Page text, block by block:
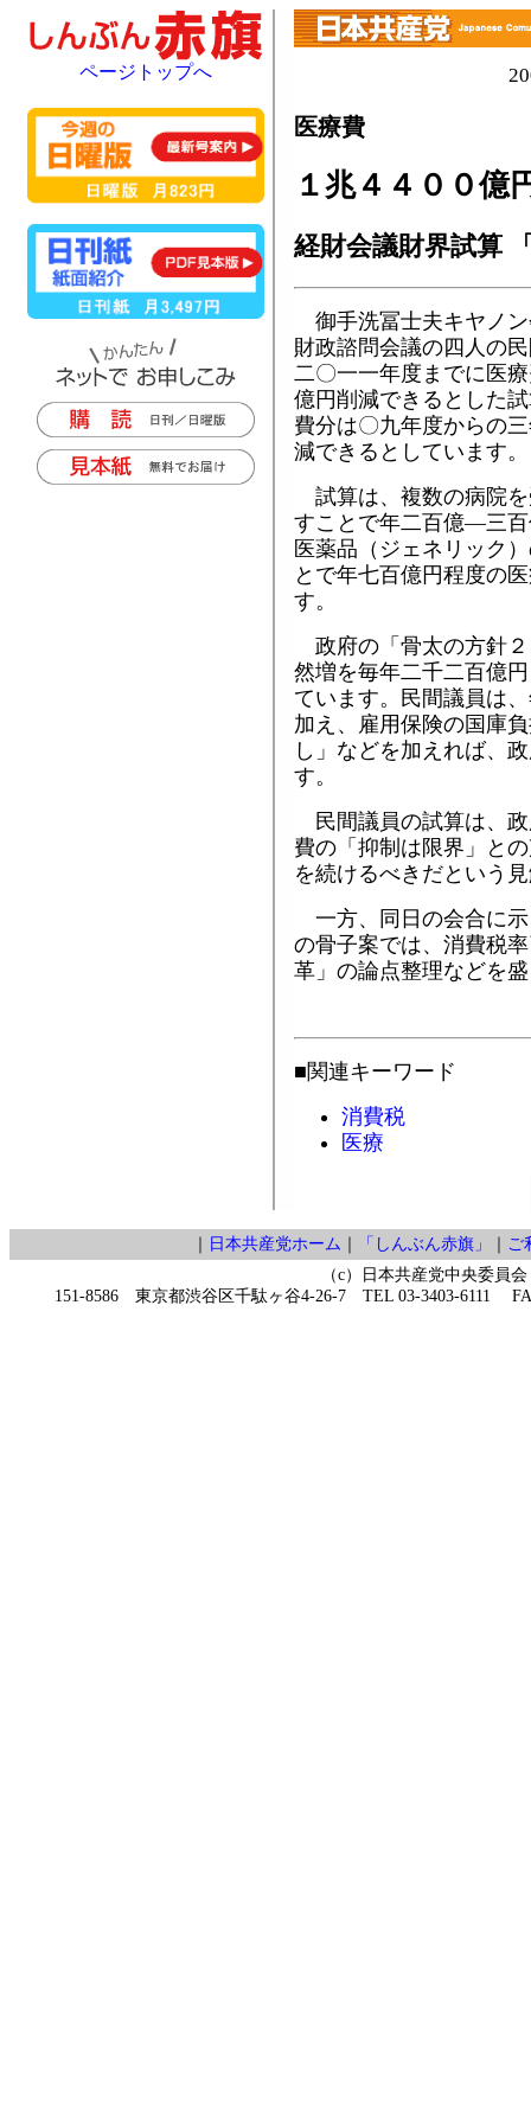
医療費
１兆４４００億
経財会議財界試算
御手洗冨士夫キヤノ
財政諮問会議の四人の
二〇一一年度までに医
億円削減できるとした
費分は〇九年度からの
減できるとしています。
試算は、複数の病院
すことで年二百億―三
医薬品（ジェネリック
とで年七百億円程度の
す。
政府の「骨太の方針
然増を毎年二千二百億
ています。民間議員は
加え、雇用保険の国庫
し」などを加えれば、
す。
民間議員の試算は、
費の「抑制は限界」と
を続けるべきだという
一方、同日の会合に
の骨子案では、消費税
革」の論点整理などを
■関連キーワード
消費税
医療
ページトップへ
日本共産党ホーム 「しんぶん赤旗」
ご
（c）日本共産党中央委員会
151-8586 東京都渋谷区千駄ヶ谷4-26-7 TEL 03-3403-6111